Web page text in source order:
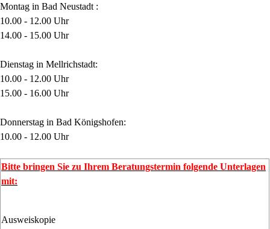
Montag in Bad Neustadt :
10.00 - 12.00 Uhr
14.00 - 15.00 Uhr
Dienstag in Mellrichstadt:
10.00 - 12.00 Uhr
15.00 - 16.00 Uhr
Donnerstag in Bad Königshofen:
10.00 - 12.00 Uhr
Bitte bringen Sie zu Ihrem Beratungstermin folgende Unterlagen
mit:
Ausweiskopie